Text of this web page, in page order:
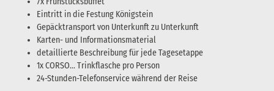
Eintritt in die Festung Königstein
Gepäcktransport von Unterkunft zu Unterkunft
Karten- und Informationsmaterial
detaillierte Beschreibung für jede Tagesetappe
1x CORSO... Trinkflasche pro Person
24-Stunden-Telefonservice während der Reise